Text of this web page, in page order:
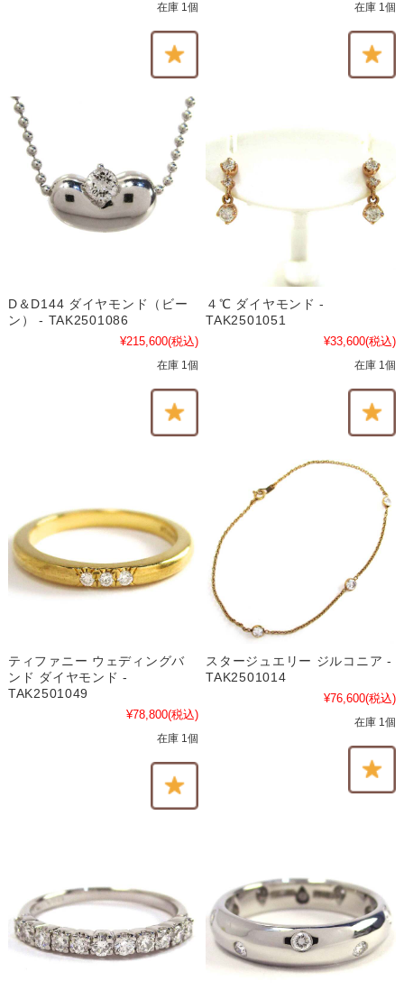
在庫 1個 在庫 1個
D＆D144 ダイヤモンド（ビー
ン） - TAK2501086
¥215,600(税込)
在庫 1個
４℃ ダイヤモンド -
TAK2501051
¥33,600(税込)
在庫 1個
ティファニー ウェディングバ
ンド ダイヤモンド -
TAK2501049
¥78,800(税込)
在庫 1個
スタージュエリー ジルコニア -
TAK2501014
¥76,600(税込)
在庫 1個